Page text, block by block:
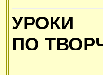
УРОКИ
ПО